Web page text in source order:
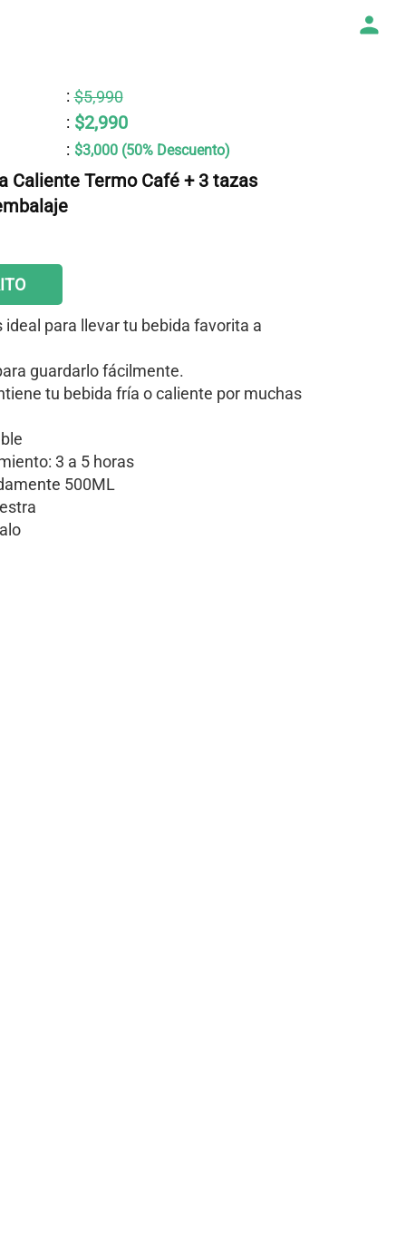
: $5,990
: $2,990
: $3,000 (50% Descuento)
Caliente Termo Café + 3 tazas
para llevar tu bebida favorita a
guardarlo fácilmente.
tu bebida fría o caliente por muchas
3 a 5 horas
500ML